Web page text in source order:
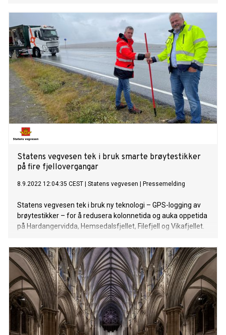
Statens vegvesen tek i bruk smarte brøytestikker
på fire fjellovergangar
8.9.2022 12:04:35 CEST Statens vegvesen Pressemelding
Statens vegvesen tek i bruk ny teknologi – GPS-logging av
brøytestikker – for å redusera kolonnetida og auka oppetida
på Hardangervidda, Hemsedalsfjellet, Filefjell og Vikafjellet.